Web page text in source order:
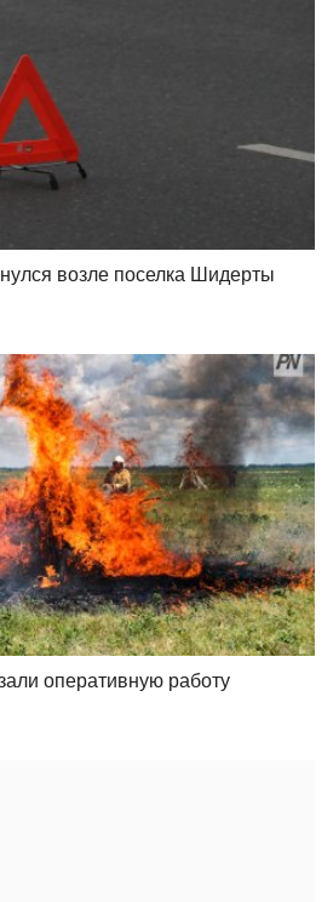
возле поселка Шидерты
оперативную работу